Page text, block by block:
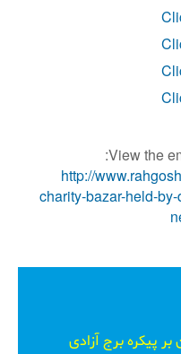
View the
http://
charity-bazar-held-
بر پیکره برج آزادی